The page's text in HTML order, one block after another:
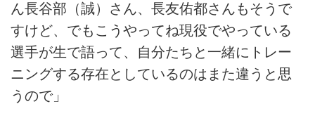
ん長谷部（誠）さん、長友佑都さんもそうで
すけど、でもこうやってね現役でやっている
選手が生で語って、自分たちと一緒にトレー
ニングする存在としているのはまた違うと思
うので」